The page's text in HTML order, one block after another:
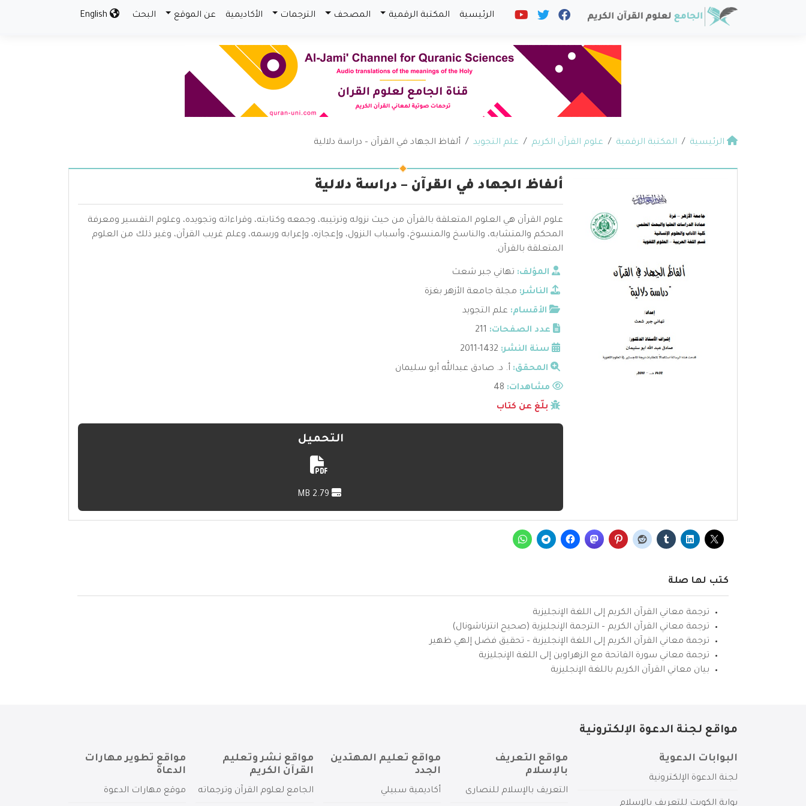
الرئيسية المكتبة الرقمية المصحف الترجمات الأكاديمية عن الموقع البحث
الرئيسية المكتبة الرقمية علوم القرآن الكريم علم التجويد ألفاظ الجهاد في القرآن – دراسة دلالية
ألفاظ الجهاد في القرآن – دراسة دلالية
علوم القرآن هي العلوم المتعلقة بالقرآن من حيث نزوله وترتيبه، وجمعه وكتابته، وقراءاته وتجويده، وعلوم التفسير ومعرفة
المحكم والمتشابه، والناسخ والمنسوخ، وأسباب النزول، وإعجازه، وإعرابه ورسمه، وعلم غريب القرآن، وغير ذلك من العلوم
المتعلقة بالقرآن.
المؤلف: تهاني جبر شعث
الناشر: مجلة جامعة الأزهر بغزة
الأقسام: علم التجويد
عدد الصفحات: 211
سنة النشر: 1432-2011
المحقق: أ. د. صادق عبدالله أبو سليمان
مشاهدات:
بلّغ عن كتاب
التحميل
كتب لها صلة
ترجمة معاني القرآن الكريم إلى اللغة الإنجليزية
ترجمة معاني القرآن الكريم – الترجمة الإنجليزية (صحيح انترناشونال)
ترجمة معاني القرآن الكريم إلى اللغة الإنجليزية – تحقيق فضل إلهي ظهير
ترجمة معاني سورة الفاتحة مع الزهراوين إلى اللغة الإنجليزية
بيان معاني القرآن الكريم باللغة الإنجليزية
مواقع لجنة الدعوة الإلكترونية
البوابات الدعوية
لجنة الدعوة الإلكترونية
بوابة الكويت للتعريف بالإسلام
مواقع التعريف
بالإسلام
التعريف بالإسلام للنصارى
مواقع تعليم المهتدين
الجدد
أكاديمية سبيلي
مواقع نشر وتعليم
القرآن الكريم
الجامع لعلوم القرآن وترجماته
مواقع تطوير مهارات
الدعاة
موقع مهارات الدعوة